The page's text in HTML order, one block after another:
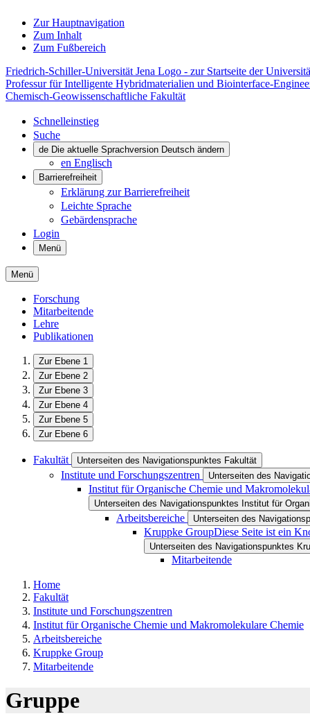
Zur Hauptnavigation
Zum Inhalt
Zum Fußbereich
Friedrich-Schiller-Universität Jena Logo - zur Startseite der
Professur für Intelligente Hybridmaterialien und Biointerface-
Chemisch-Geowissenschaftliche Fakultät
Schnelleinstieg
Suche
de Die aktuelle Sprachversion Deutsch ändern
en Englisch
Barrierefreiheit
Erklärung zur Barrierefreiheit
Leichte Sprache
Gebärdensprache
Login
Menü
Menü
Forschung
Mitarbeitende
Lehre
Publikationen
Zur Ebene 1
Zur Ebene 2
Zur Ebene 3
Zur Ebene 4
Zur Ebene 5
Zur Ebene 6
Fakultät Unterseiten des Navigationspunktes Fakultät
Institute und Forschungszentren Unterseiten des
Institut für Organische Chemie und
Unterseiten des Navigationspunktes Institut für
Arbeitsbereiche Unterseiten des
Kruppke GroupDiese Seite ist ein
Unterseiten des Navigationspunktes
Mitarbeitende
Home
Fakultät
Institute und Forschungszentren
Institut für Organische Chemie und Makromolekulare Chemie
Arbeitsbereiche
Kruppke Group
Mitarbeitende
Gruppe